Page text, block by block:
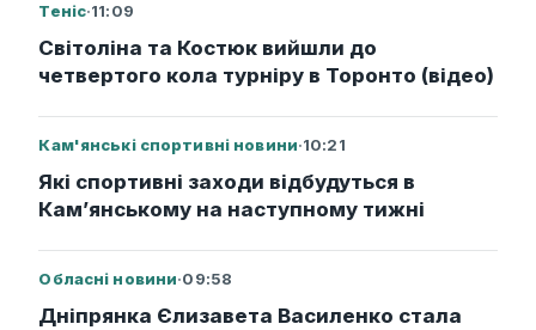
Теніс·11:09
Світоліна та Костюк вийшли до
четвертого кола турніру в Торонто (відео)
Кам'янські спортивні новини·10:21
Які спортивні заходи відбудуться в
Кам’янському на наступному тижні
Обласні новини·09:58
Дніпрянка Єлизавета Василенко стала